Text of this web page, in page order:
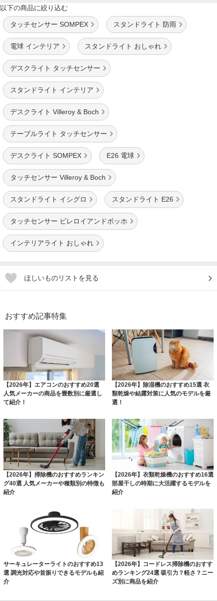
以下の商品に絞り込む
タッチセンサー SOMPEX スタンドライト 防雨
電球 インテリア スタンドライト おしゃれ
デスクライト タッチセンサー
スタンドライト インテリア
デスクライト Villeroy & Boch
テーブルライト タッチセンサー
デスクライト SOMPEX E26 電球
タッチセンサー Villeroy & Boch
スタンドライト イシグロ スタンドライト E26
タッチセンサー ビレロイアンドボッホ
インテリアライト おしゃれ
ほしいものリストを見る
おすすめ記事特集
【2026年】エアコンのおすすめ20選
人気メーカーの商品を畳数別に厳選し
て紹介！
【2026年】除湿機のおすすめ15選 衣
類乾燥や結露対策に人気のモデルを厳
選！
【2026年】掃除機のおすすめランキン
グ40選 人気メーカーや種類別の特徴も
紹介
【2026年】衣類乾燥機のおすすめ16選
部屋干しの時期に大活躍するモデルを
紹介
サーキュレーターライトのおすすめ13
選 調光対応や首振りできるモデルも紹
介
【2026年】コードレス掃除機のおすす
めランキング24選 吸引力？軽さ？ニー
ズ別に商品を紹介